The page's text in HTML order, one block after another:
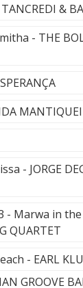
&
- THE
- JORGE
- Marwa in
QUARTET
- EARL
GROOVE